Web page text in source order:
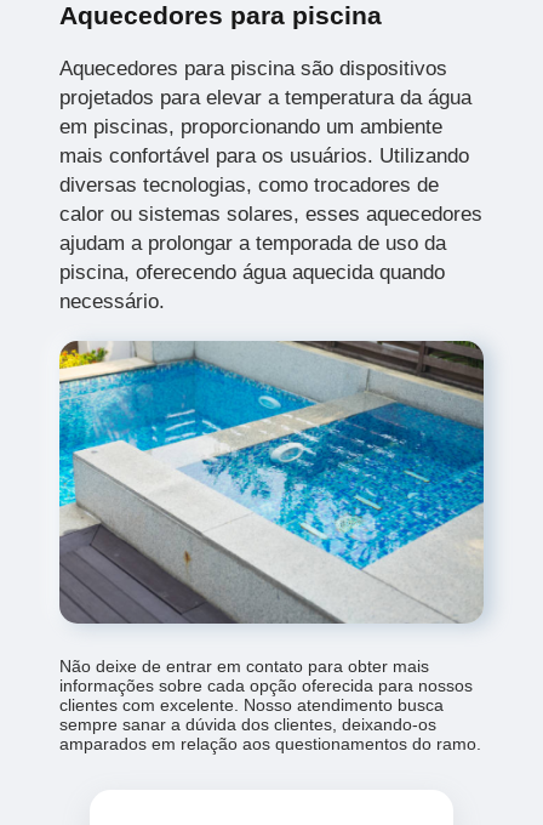
Aquecedores para piscina
Aquecedores para piscina são dispositivos
projetados para elevar a temperatura da água
em piscinas, proporcionando um ambiente
mais confortável para os usuários. Utilizando
diversas tecnologias, como trocadores de
calor ou sistemas solares, esses aquecedores
ajudam a prolongar a temporada de uso da
piscina, oferecendo água aquecida quando
necessário.
Não deixe de entrar em contato para obter mais
informações sobre cada opção oferecida para nossos
clientes com excelente. Nosso atendimento busca
sempre sanar a dúvida dos clientes, deixando-os
amparados em relação aos questionamentos do ramo.